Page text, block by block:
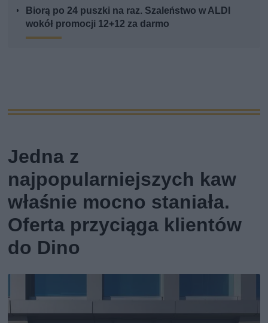
Biorą po 24 puszki na raz. Szaleństwo w ALDI
wokół promocji 12+12 za darmo
Jedna z
najpopularniejszych kaw
właśnie mocno staniała.
Oferta przyciąga klientów
do Dino